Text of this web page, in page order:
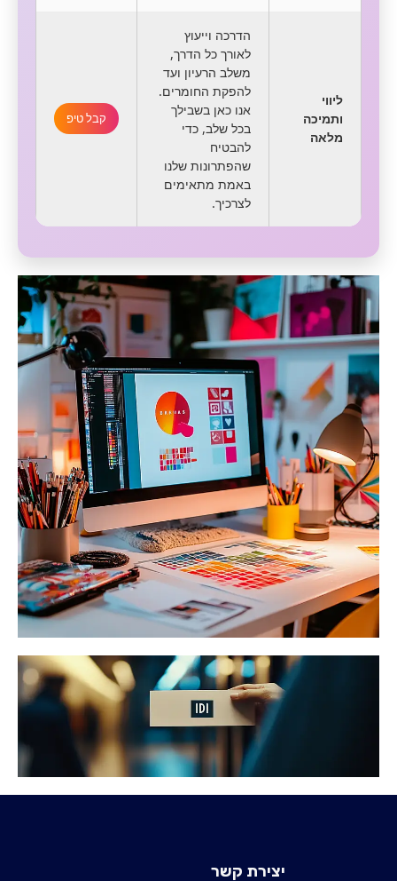
ליווי
ותמיכה
מלאה
הדרכה וייעוץ
לאורך כל הדרך,
משלב הרעיון ועד
להפקת החומרים.
אנו כאן בשבילך
בכל שלב, כדי
להבטיח
שהפתרונות שלנו
באמת מתאימים
לצרכיך.
קבל טיפ
יצירת קשר